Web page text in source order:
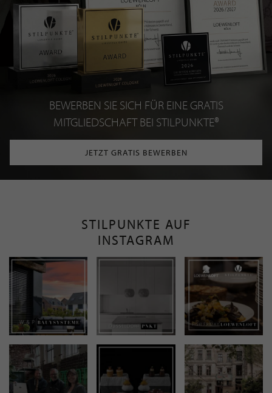
BEWERBEN SIE SICH FÜR EINE GRATIS
MITGLIEDSCHAFT BEI STILPUNKTE®
JETZT GRATIS BEWERBEN
STILPUNKTE AUF
INSTAGRAM